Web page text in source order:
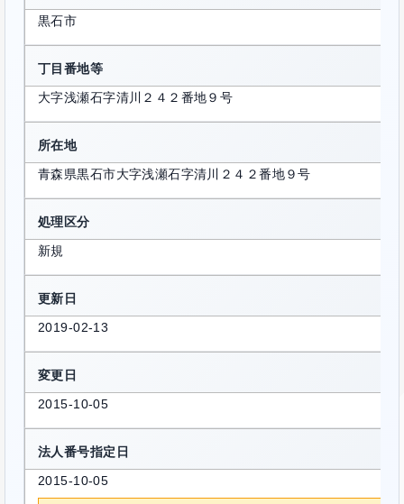
黒石市
丁目番地等
大字浅瀬石字清川２４２番地９号
所在地
青森県黒石市大字浅瀬石字清川２４２番地９号
処理区分
新規
更新日
2019-02-13
変更日
2015-10-05
法人番号指定日
2015-10-05